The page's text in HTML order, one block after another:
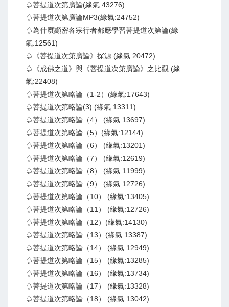
♤菩提道次第廣論(緣氣:43276)
♤菩提道次第廣論MP3(緣氣:24752)
♤為什麼顯密各宗行者都應學習菩提道次第論(緣
氣:12561)
♤《菩提道次第廣論》探源 (緣氣:20472)
♤《成佛之道》與《菩提道次第廣論》之比觀 (緣
氣:22408)
♤菩提道次第略論（1-2）(緣氣:17643)
♤菩提道次第略論(3) (緣氣:13311)
♤菩提道次第略論（4） (緣氣:13697)
♤菩提道次第略論（5）(緣氣:12144)
♤菩提道次第略論（6） (緣氣:13201)
♤菩提道次第略論（7） (緣氣:12619)
♤菩提道次第略論（8） (緣氣:11999)
♤菩提道次第略論（9） (緣氣:12726)
♤菩提道次第略論（10） (緣氣:13405)
♤菩提道次第略論（11） (緣氣:12726)
♤菩提道次第略論（12）(緣氣:14130)
♤菩提道次第略論（13）(緣氣:13387)
♤菩提道次第略論（14） (緣氣:12949)
♤菩提道次第略論（15） (緣氣:13285)
♤菩提道次第略論（16） (緣氣:13734)
♤菩提道次第略論（17） (緣氣:13328)
♤菩提道次第略論（18） (緣氣:13042)